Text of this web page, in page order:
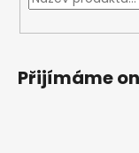
Přijímáme